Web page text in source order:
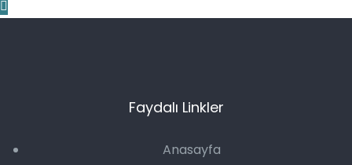
Faydalı Linkler
Anasayfa